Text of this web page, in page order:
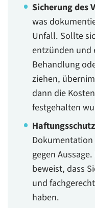
Sicherung des
was
Unfall. Sollte
entzünden und
Behandlung
ziehen,
dann die
festgehalten
gegen
beweist, dass
und
haben.